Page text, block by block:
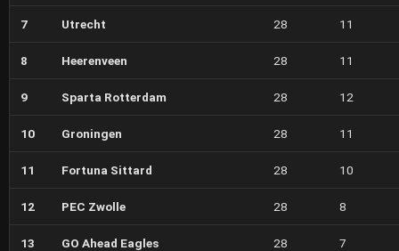
7 Utrecht 28 11
8 Heerenveen 28 11
9 Sparta Rotterdam 28 12
10 Groningen 28 11
11 Fortuna Sittard 28 10
12 PEC Zwolle 28 8
13 GO Ahead Eagles 28 7